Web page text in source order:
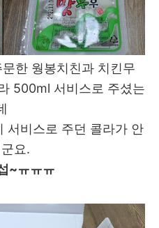
한 웡봉치친과 치킨무
500ml 서비스로 주셨는
서비스로 주던 콜라가 안
요.
~ㅠㅠㅠ